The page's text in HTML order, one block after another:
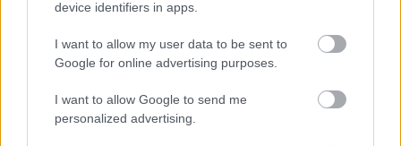
device identifiers in apps.
I want to allow my user data to be sent to
Google for online advertising purposes.
I want to allow Google to send me
personalized advertising.
EZEK IS ÉRDEKELHETNEK